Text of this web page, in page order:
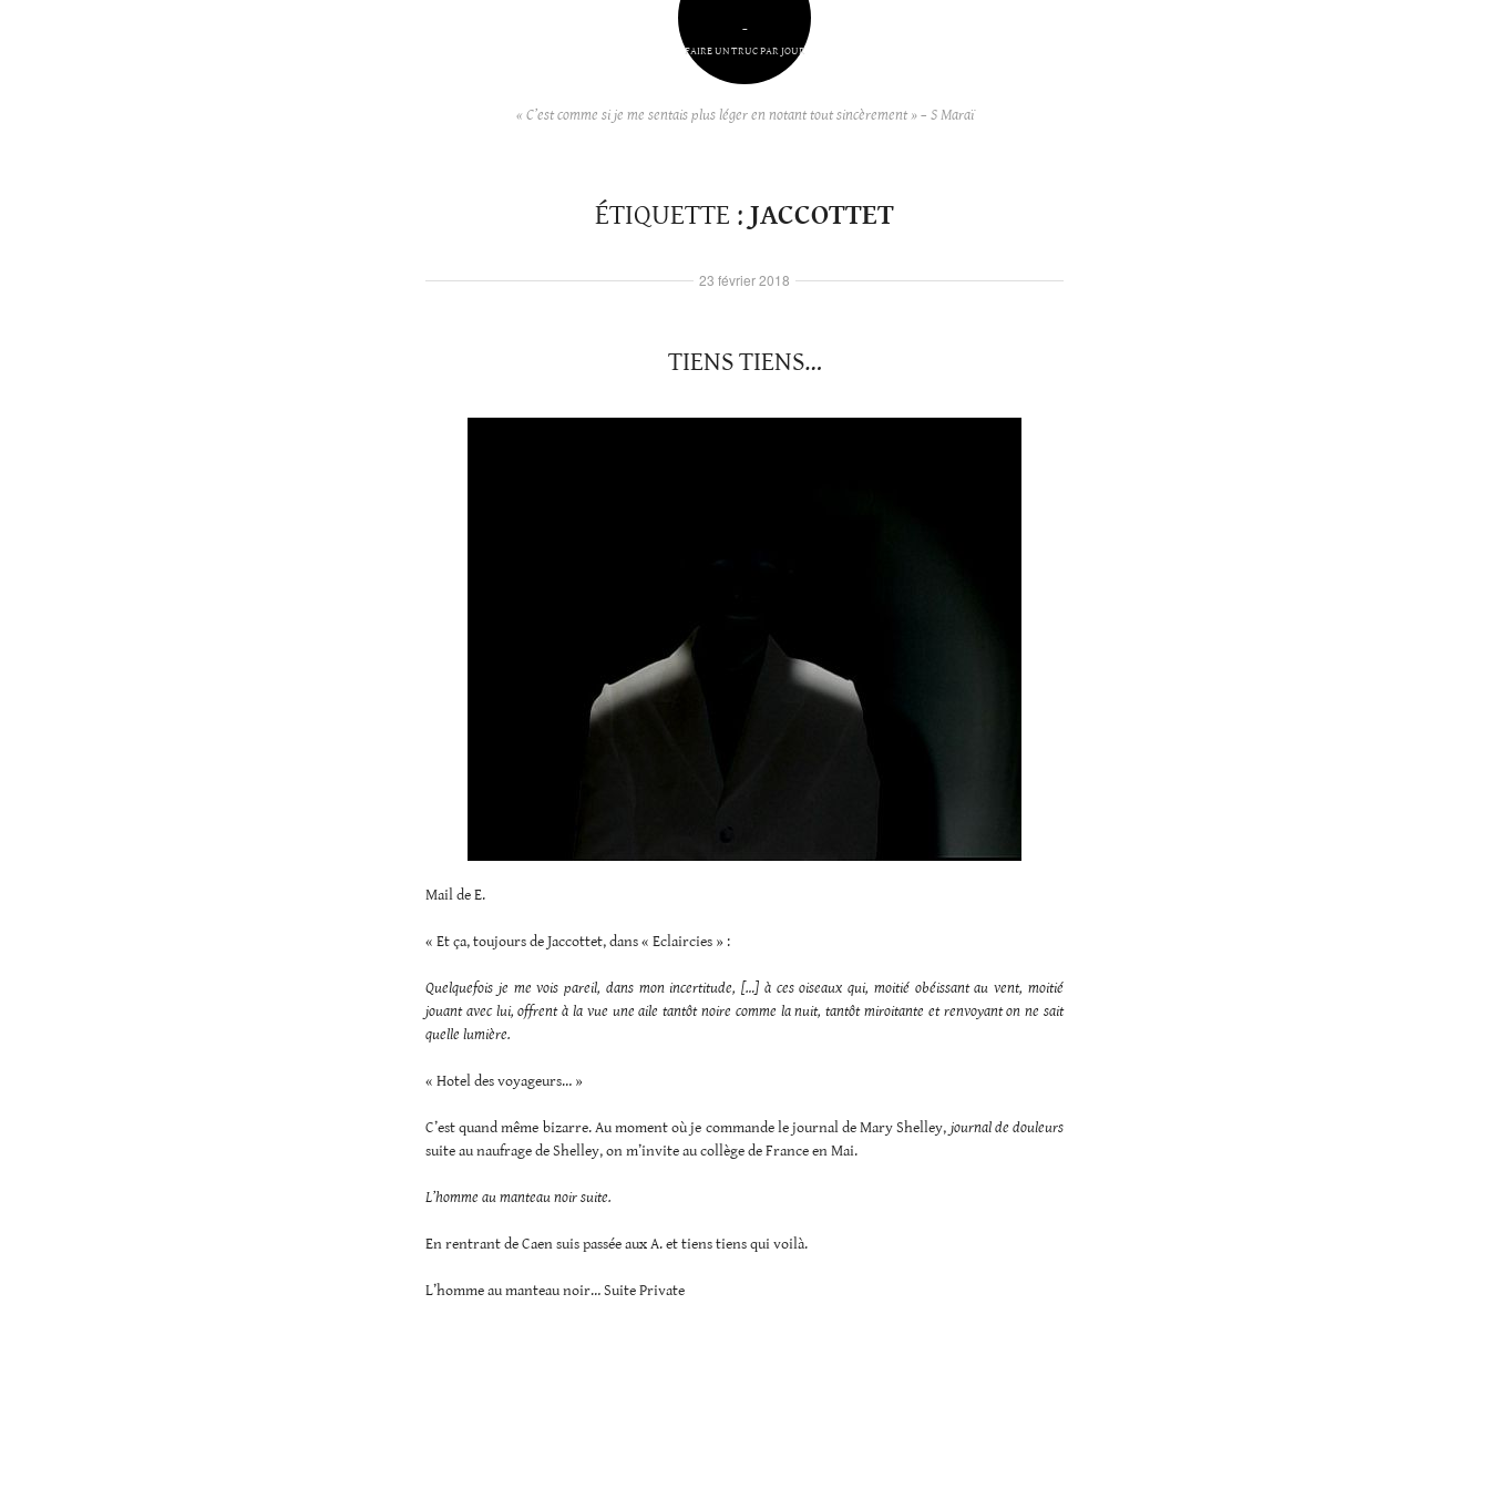
–
FAIRE UN TRUC PAR JOUR
« C’est comme si je me sentais plus léger en notant tout sincèrement » – S Maraï
ÉTIQUETTE : JACCOTTET
TIENS TIENS…
Mail de E.
« Et ça, toujours de Jaccottet, dans « Eclaircies » :
Quelquefois je me vois pareil, dans mon incertitude, […] à ces oiseaux qui, moitié obéissant au vent, moitié
jouant avec lui, offrent à la vue une aile tantôt noire comme lanuit, tantôt miroitante et renvoyant on ne sait
quelle lumière.
« Hotel des voyageurs… »
C’est quand même bizarre. Au moment où je commande le journal de Mary Shelley, journal de douleurs
suite au naufrage de Shelley, on m’invite au collège de France en Mai.
L’homme au manteau noir suite.
En rentrant de Caen suis passée aux A. et tiens tiens qui voilà.
L’homme au manteau noir… Suite Private
23 février 2018